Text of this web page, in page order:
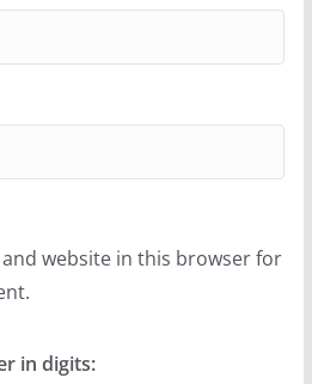
and website in this browser for
in digits: